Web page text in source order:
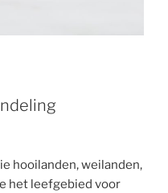
hooilanden, weilanden,
het leefgebied voor